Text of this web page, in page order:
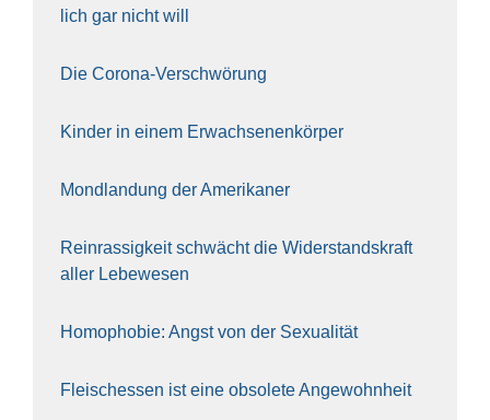
lich gar nicht will
Die Coro­na-Ver­schwö­rung
Kin­der in einem Erwach­se­nen­kör­per
Mond­lan­dung der Ame­ri­ka­ner
Rein­ras­sig­keit schwächt die Wider­stands­kraft
aller Lebe­we­sen
Homo­pho­bie: Angst von der Sexua­li­tät
Fleisch­essen ist eine obso­le­te An‍ge‍wohn‍heit